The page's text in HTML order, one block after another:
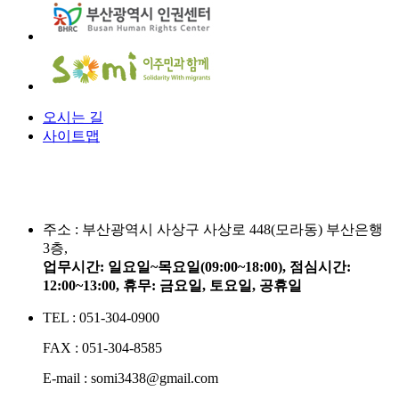
오시는 길
사이트맵
주소 : 부산광역시 사상구 사상로 448(모라동) 부산은행
3층,
업무시간: 일요일~목요일(09:00~18:00), 점심시간:
12:00~13:00, 휴무: 금요일, 토요일, 공휴일
TEL : 051-304-0900
FAX : 051-304-8585
E-mail : somi3438@gmail.com